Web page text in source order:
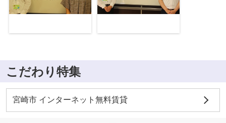
こだわり特集
宮崎市 インターネット無料賃貸